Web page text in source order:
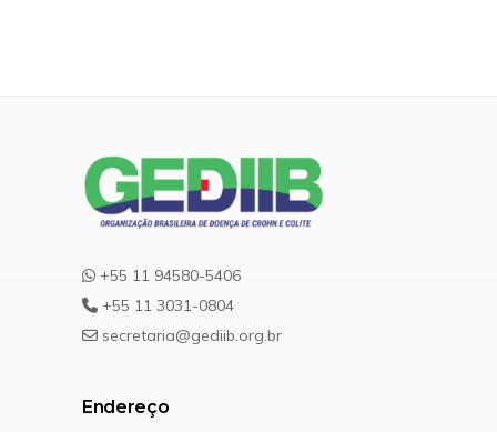
+55 11 94580-5406
+55 11 3031-0804
secretaria@gediib.org.br
Endereço